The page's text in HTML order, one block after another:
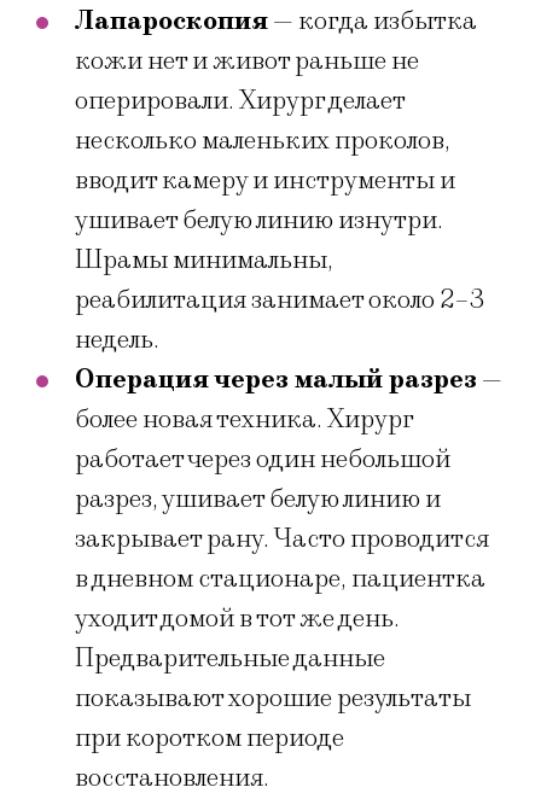
Лапароскопия— когда избытка
кожи нет и живот раньше не
оперировали. Хирург делает
несколько маленьких проколов,
вводит камеру и инструменты и
ушивает белую линию изнутри.
Шрамы минимальны,
реабилитация занимает около 2–3
недель.
Операция через малый разрез —
более новая техника. Хирург
работает через один небольшой
разрез, ушивает белую линию и
закрывает рану. Часто проводится
в дневном стационаре, пациентка
уходит домой в тот же день.
Предварительные данные
показывают хорошие результаты
при коротком периоде
восстановления.